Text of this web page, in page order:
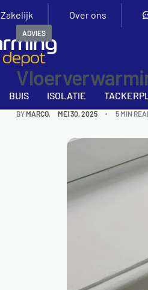
Zakelijk Over ons
BUIS ISOLATIE
ADVIES
BY MARCO MEI 30, 2025 5 MIN